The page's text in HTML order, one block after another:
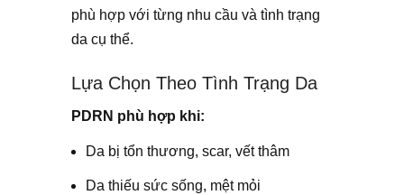
phù hợp với từng nhu cầu và tình trạng
da cụ thể.
Lựa Chọn Theo Tình Trạng Da
PDRN phù hợp khi:
Da bị tổn thương, scar, vết thâm
Da thiếu sức sống, mệt mỏi